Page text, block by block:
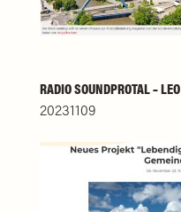
RADIO SOUNDPROTAL – LEO
20231109